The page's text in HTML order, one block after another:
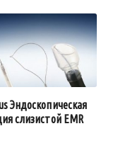
Эндоскопическая
слизистой EMR